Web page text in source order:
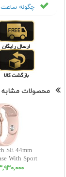
چگونه ساعت
محصولات مشابه
SE 44mm
With Sport
2020
٦٣,٩٣٠,٠٠٠